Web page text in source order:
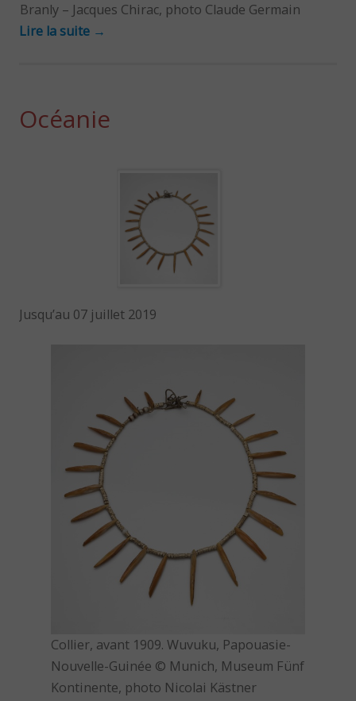
Branly – Jacques Chirac, photo Claude Germain
Lire la suite →
Océanie
Jusqu’au 07 juillet 2019
Collier, avant 1909. Wuvuku, Papouasie-
Nouvelle-Guinée © Munich, Museum Fünf
Kontinente, photo Nicolai Kästner